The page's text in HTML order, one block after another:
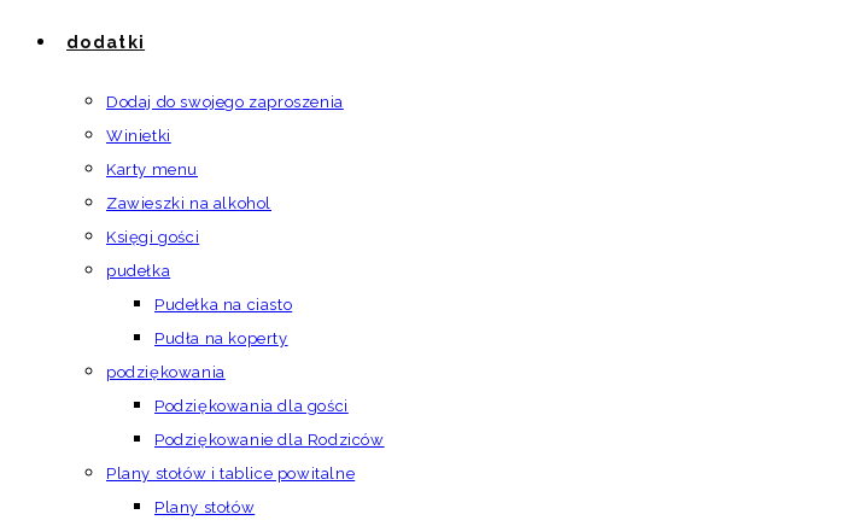
dodatki
Dodaj do swojego zaproszenia
Winietki
Karty menu
Zawieszki na alkohol
Księgi gości
pudełka
Pudełka na ciasto
Pudła na koperty
podziękowania
Podziękowania dla gości
Podziękowanie dla Rodziców
Plany stołów i tablice powitalne
Plany stołów